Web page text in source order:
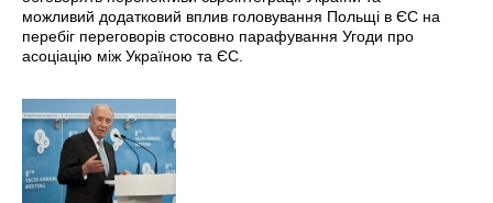
можливий додатковий вплив головування Польщі в ЄС на
перебіг переговорів стосовно парафування Угоди про
асоціацію між Україною та ЄС.